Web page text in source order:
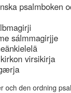
psalmboken
sálmmagirjje
virsikirja
och den ordning